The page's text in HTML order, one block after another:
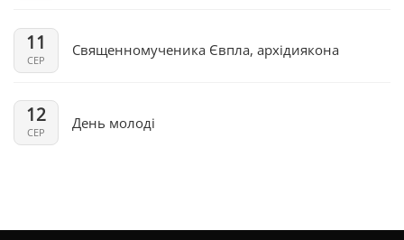
11
СЕР
Священномученика Євпла, архідиякона
12
СЕР
День молоді